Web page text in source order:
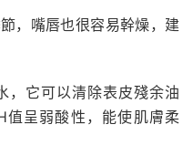
，嘴唇也很容易幹燥，建
，它可以清除表皮殘余油
值呈弱酸性，能使肌膚柔